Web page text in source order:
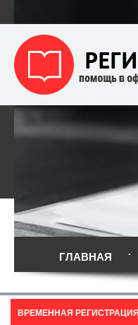
ГЛАВНАЯ
ВРЕМЕННАЯ РЕГИСТРАЦИЯ